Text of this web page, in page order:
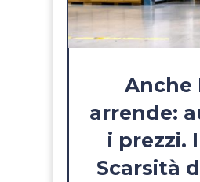
Anche
arrende:
i prezzi.
Scarsità